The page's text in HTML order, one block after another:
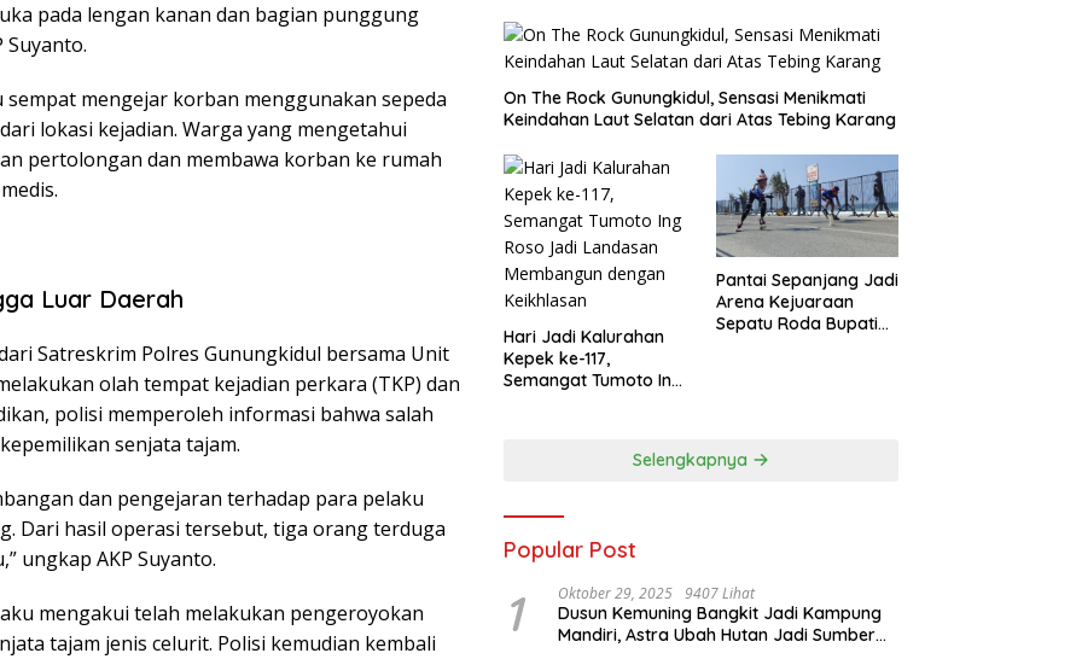
pada lengan kanan dan bagian punggung
Suyanto.
mengejar korban menggunakan sepeda
lokasi kejadian. Warga yang mengetahui
pertolongan dan membawa korban ke rumah
Luar Daerah
Satreskrim Polres Gunungkidul bersama Unit
olah tempat kejadian perkara (TKP) dan
polisi memperoleh informasi bahwa salah
senjata tajam.
dan pengejaran terhadap para pelaku
Dari hasil operasi tersebut, tiga orang terduga
ungkap AKP Suyanto.
mengakui telah melakukan pengeroyokan
tajam jenis celurit. Polisi kemudian kembali
On The Rock Gunungkidul, Sensasi Menikmati
Keindahan Laut Selatan dari Atas Tebing Karang
Hari Jadi Kalurahan
Kepek ke-117,
Semangat Tumoto Ing
Pantai Sepanjang Jadi
Arena Kejuaraan
Sepatu Roda Bupati
Selengkapnya
Popular Post
1 Oktober 29, 2025 9407 Lihat
Dusun Kemuning Bangkit Jadi Kampung
Mandiri, Astra Ubah Hutan Jadi Sumber